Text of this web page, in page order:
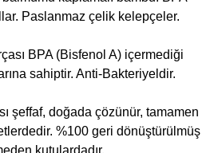
Paslanmaz çelik kelepçeler.
BPA (Bisfenol A) içermediği
sahiptir. Anti-Bakteriyeldir.
şeffaf, doğada çözünür, tamamen
%100 geri dönüştürülmüş
kutulardadır.